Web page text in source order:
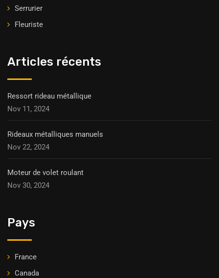
Serrurier
Fleuriste
Articles récents
Ressort rideau métallique
Nov 11, 2024
Rideaux métalliques manuels
Nov 22, 2024
Moteur de volet roulant
Nov 30, 2024
Pays
France
Canada